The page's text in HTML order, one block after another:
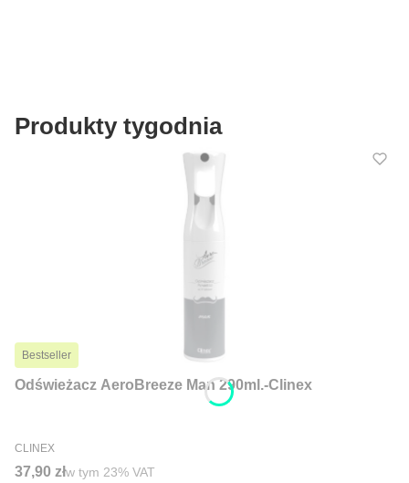
Produkty tygodnia
Bestseller
Odświeżacz AeroBreeze Man 290ml.-Clinex
PRODUCENT
CLINEX
Cena brutto
37,90 złw tym %s VAT
w tym 23% VAT